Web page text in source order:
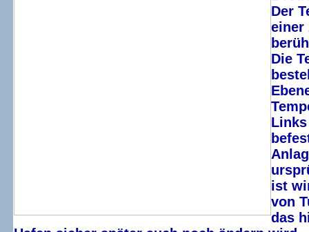
Der
einer
Die
ist
von
das